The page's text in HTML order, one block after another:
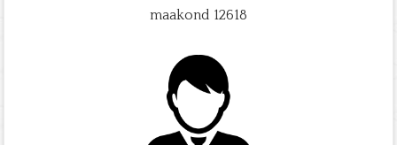
maakond 12618